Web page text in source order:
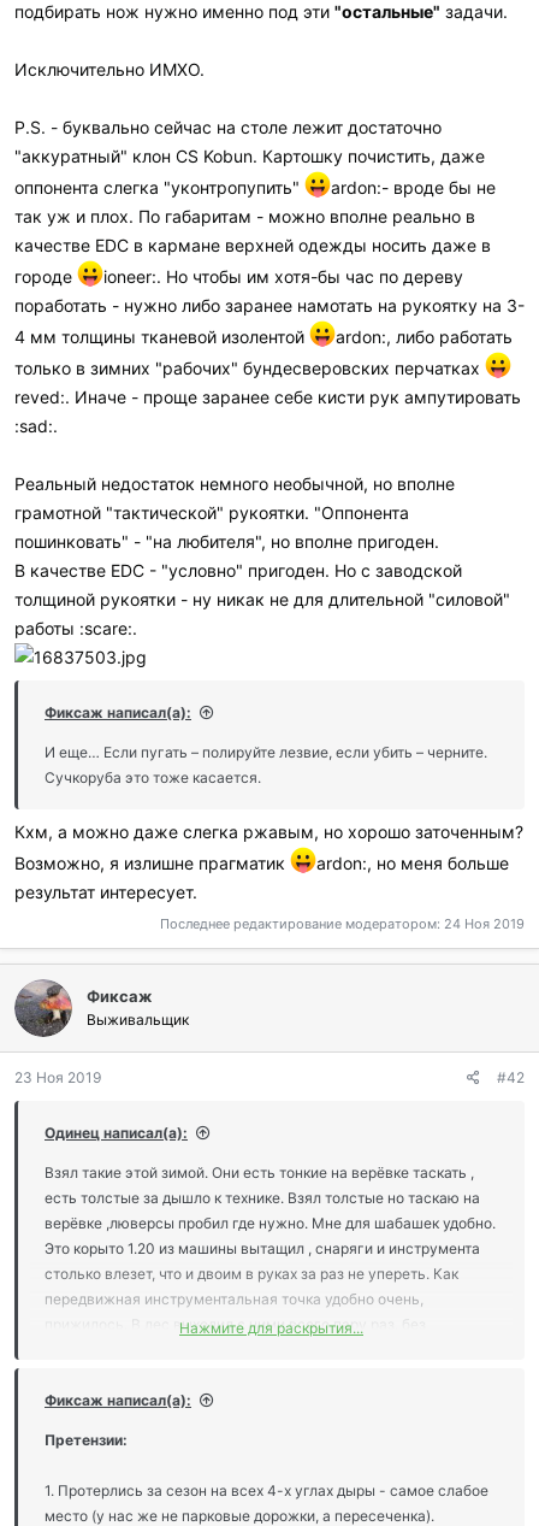
подбирать нож нужно именно под эти "остальные" задачи.
Исключительно ИМХО.
P.S. - буквально сейчас на столе лежит достаточно
"аккуратный" клон CS Kobun. Картошку почистить, даже
оппонента слегка "уконтропупить"
ardon:- вроде бы не
так уж и плох. По габаритам - можно вполне реально в
качестве EDC в кармане верхней одежды носить даже в
городе
ioneer:. Но чтобы им хотя-бы час по дереву
поработать - нужно либо заранее намотать на рукоятку на 3-
4 мм толщины тканевой изолентой
ardon:, либо работать
только в зимних "рабочих" бундесверовских перчатках
reved:. Иначе - проще заранее себе кисти рук ампутировать
:sad:.
Реальный недостаток немного необычной, но вполне
грамотной "тактической" рукоятки. "Оппонента
пошинковать" - "на любителя", но вполне пригоден.
В качестве EDC - "условно" пригоден. Но с заводской
толщиной рукоятки - ну никак не для длительной "силовой"
работы :scare:.
Фиксаж написал(а):
И еще… Если пугать – полируйте лезвие, если убить – черните.
Сучкоруба это тоже касается.
Кхм, а можно даже слегка ржавым, но хорошо заточенным?
Возможно, я излишне прагматик
ardon:, но меня больше
результат интересует.
Последнее редактирование модератором: 24 Ноя 2019
Фиксаж
Выживальщик
23 Ноя 2019 #42
Одинец написал(а):
Взял такие этой зимой. Они есть тонкие на верёвке таскать ,
есть толстые за дышло к технике. Взял толстые но таскаю на
верёвке ,люверсы пробил где нужно. Мне для шабашек удобно.
Это корыто 1.20 из машины вытащил , снаряги и инструмента
столько влезет, что и двоим в руках за раз не упереть. Как
передвижная инструментальная точка удобно очень,
прижилось. В лес выходил с ними всего пару раз, без
пожалуй будет удобней, когда себе выбирал набрёл на сие
Нажмите для раскрытия...
Фиксаж написал(а):
Претензии:
1. Протерлись за сезон на всех 4-х углах дыры - самое слабое
место (у нас же не парковые дорожки, а пересеченка).